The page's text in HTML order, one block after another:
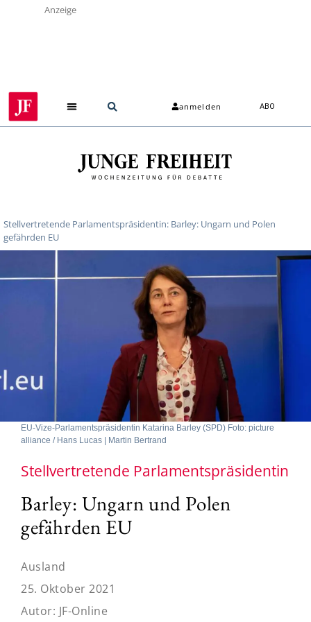
Anzeige
anmelden ABO
Stellvertretende Parlamentspräsidentin: Barley: Ungarn und Polen
gefährden EU
EU-Vize-Parlamentspräsidentin Katarina Barley (SPD) Foto: picture
alliance / Hans Lucas | Martin Bertrand
Stellvertretende Parlamentspräsidentin
Barley: Ungarn und Polen
gefährden EU
Ausland
25. Oktober 2021
Autor: JF-Online